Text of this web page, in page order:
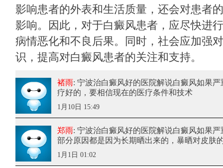
影响患者的外表和生活质量，还会对患者
影响。因此，对于白癜风患者，应尽快进
病情恶化和不良后果。同时，社会应加强
识，提高对白癜风患者的关注和支持。
褚雨: 宁波治白癜风好的医院解说白癜风如果严
疗好的，要相信现在的医疗条件和技术
1月10日 15:49
郑雨: 宁波治白癜风好的医院解说白癜风如果严
部分原因都是因为长期晒出来的，暴晒对皮肤
1月1日 01:02